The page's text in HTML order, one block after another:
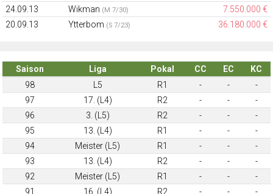
24.09.13
Wikman (M 7/30)
7.550.000 €
20.09.13
Ytterbom (S 7/23) 36.180.000 €
Saison Liga Pokal CC EC
KC
98
L5 R1 - -
-
97
17. (L4) R2 - -
-
96
3. (L5) R2 - -
-
95
13. (L4) R1 - -
-
94
Meister (L5) R1 - -
-
93
13. (L4) R2 - -
-
92
Meister (L5) R1 - -
-
91
16. (L4) R2 - - -